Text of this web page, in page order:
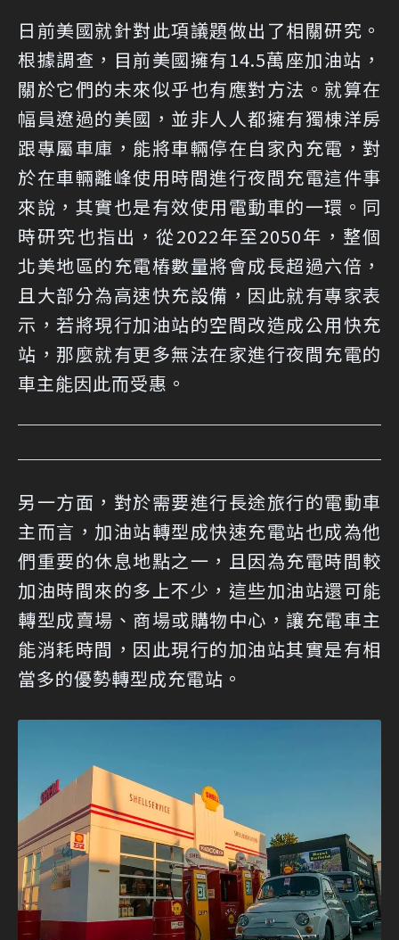
日前美國就針對此項議題做出了相關研究。
根據調查，目前美國擁有14.5萬座加油站，
關於它們的未來似乎也有應對方法。就算在
幅員遼過的美國，並非人人都擁有獨棟洋房
跟專屬車庫，能將車輛停在自家內充電，對
於在車輛離峰使用時間進行夜間充電這件事
來說，其實也是有效使用電動車的一環。同
時研究也指出，從2022年至2050年，整個
北美地區的充電樁數量將會成長超過六倍，
且大部分為高速快充設備，因此就有專家表
示，若將現行加油站的空間改造成公用快充
站，那麼就有更多無法在家進行夜間充電的
車主能因此而受惠。
另一方面，對於需要進行長途旅行的電動車
主而言，加油站轉型成快速充電站也成為他
們重要的休息地點之一，且因為充電時間較
加油時間來的多上不少，這些加油站還可能
轉型成賣場、商場或購物中心，讓充電車主
能消耗時間，因此現行的加油站其實是有相
當多的優勢轉型成充電站。